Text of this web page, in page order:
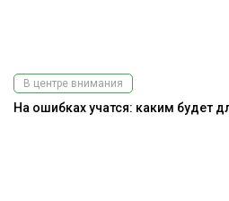
В центре внимания
На ошибках учатся: каким будет